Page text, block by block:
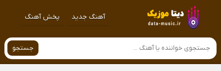
آهنگ جدید پخش آهنگ
جستجو